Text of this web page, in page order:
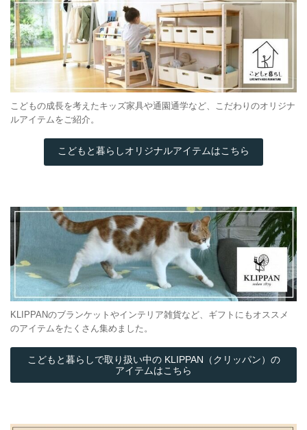
こどもの成長を考えたキッズ家具や通園通学など、こだわりのオリジナ
ルアイテムをご紹介。
こどもと暮らしオリジナルアイテムはこちら
KLIPPANのブランケットやインテリア雑貨など、ギフトにもオススメ
のアイテムをたくさん集めました。
こどもと暮らしで取り扱い中の KLIPPAN（クリッパン）の
アイテムはこちら